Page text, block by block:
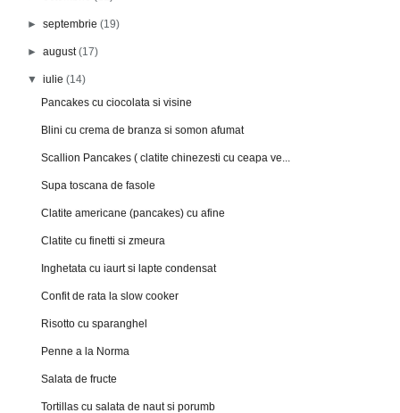
►septembrie(19)
►august(17)
▼iulie(14)
Pancakes cu ciocolata si visine
Blini cu crema de branza si somon afumat
Scallion Pancakes ( clatite chinezesti cu ceapa ve...
Supa toscana de fasole
Clatite americane (pancakes) cu afine
Clatite cu finetti si zmeura
Inghetata cu iaurt si lapte condensat
Confit de rata la slow cooker
Risotto cu sparanghel
Penne a la Norma
Salata de fructe
Tortillas cu salata de naut si porumb